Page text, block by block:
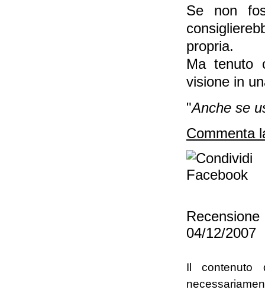
Se non
propria.
Ma tenuto
visione in
"Anche se
Commenta
04/12/2007
Il contenuto